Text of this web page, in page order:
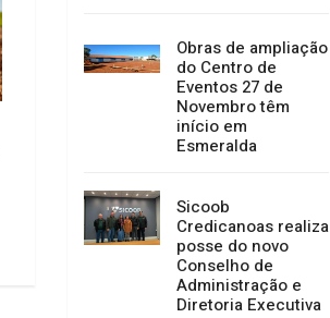
CONVITE À POPULAÇÃO DE
Obras de ampliação
do Centro de
Eventos 27 de
Novembro têm
início em
Esmeralda
Sicoob
Credicanoas realiza
posse do novo
Conselho de
Administração e
Diretoria Executiva